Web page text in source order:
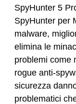
SpyHunter 5
SpyHunter per
malware,
elimina le
problemi come
rogue anti-
sicurezza
problematici